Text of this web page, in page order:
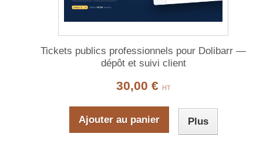
Tickets publics professionnels pour Dolibarr —
dépôt et suivi client
30,00 € HT
Ajouter au panier Plus